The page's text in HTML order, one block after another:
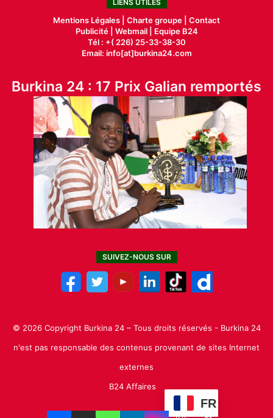
LIENS UTILES
Mentions Légales | Charte groupe | Contact
Publicité| Webmail |
Equipe B24
Tél : +( 226) 25-33-38-30
Email: info[at]burkina24.com
Burkina 24 : 17 Prix Galian remportés
SUIVEZ-NOUS SUR
© 2026 Copyright Burkina 24 – Tous droits réservés - Burkina 24
n'est pas responsable des contenus provenant de sites Internet
externes
B24 Affaires
FR